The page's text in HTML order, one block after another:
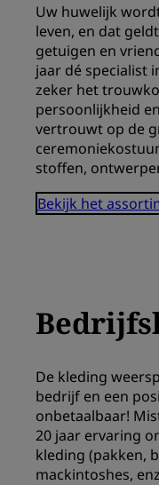
Uw huwelijk
leven, en dat
getuigen en
jaar dé specialist
zeker het
persoonlijkheid
vertrouwt op de
stoffen,
Bekijk het
De kleding
bedrijf en een
onbetaalbaar!
20 jaar ervaring
kleding (pakken,
mackintoshes,